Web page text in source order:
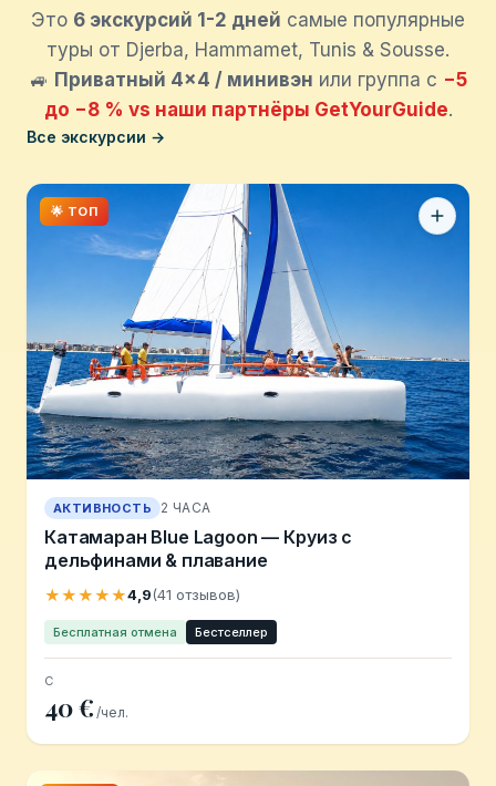
Это 6 экскурсий 1-2 дней самые популярные
туры от Djerba, Hammamet, Tunis & Sousse.
🚙 Приватный 4×4 / минивэн или группа с −5
до −8 % vs наши партнёры GetYourGuide.
Все экскурсии →
🌟 ТОП
АКТИВНОСТЬ 2 ЧАСА
Катамаран Blue Lagoon — Круиз с
дельфинами & плавание
★★★★★4,9(41 отзывов)
Бесплатная отмена Бестселлер
С
40 € /чел.